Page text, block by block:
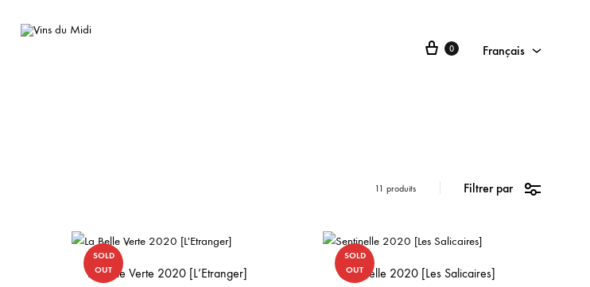
0 Français
Filtrer par
11 produits
SOLD
OUT
La Belle Verte 2020 [L’Etranger]
SOLD
OUT
Sentinelle 2020 [Les Salicaires]